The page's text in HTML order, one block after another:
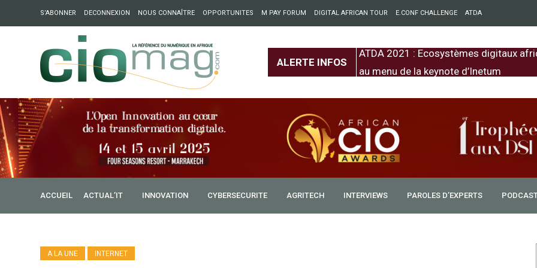
S’ABONNER DECONNEXION NOUS CONNAÎTRE OPPORTUNITES M PAY FORUM DIGITAL AFRICAN TOUR E.CONF CHALLENGE ATDA
ALERTE INFOS
: Partech Shaker lance Chapter54 pour créer des ponts entre l’Europe et
ATDA 2021 : Ecosystèmes digitaux
au menu de la keynote d’Inetum
ACCUEIL ACTUAL’IT INNOVATION CYBERSECURITE AGRITECH INTERVIEWS PAROLES D’EXPERTS
A LA UNE INTERNET